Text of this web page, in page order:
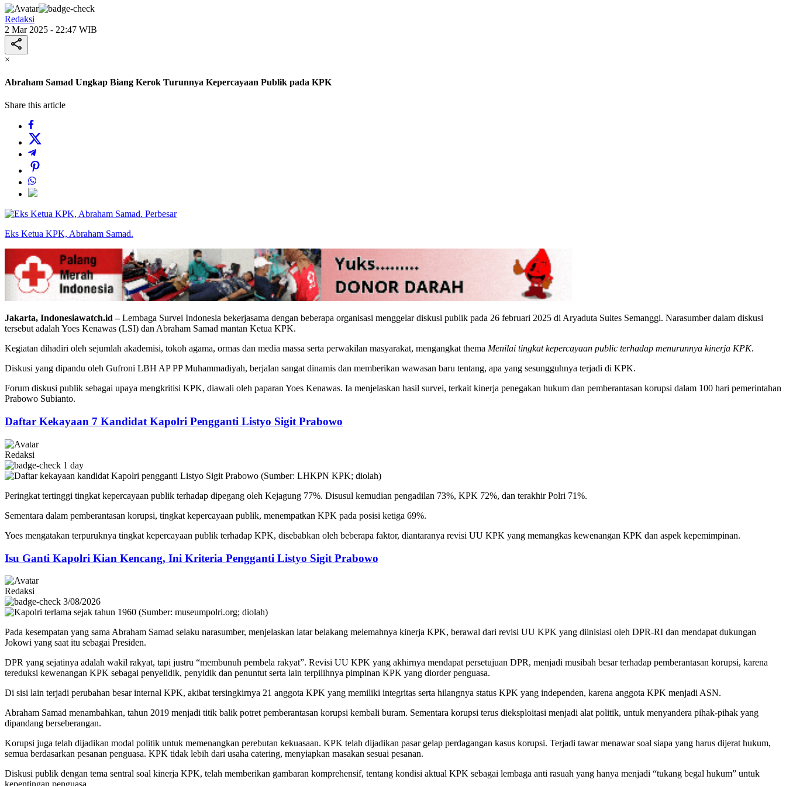
Redaksi
2 Mar 2025 - 22:47 WIB
×
Abraham Samad Ungkap Biang Kerok Turunnya Kepercayaan Publik pada KPK
Share this article
Perbesar
Eks Ketua KPK, Abraham Samad.
Jakarta, Indonesiawatch.id –Lembaga Survei Indonesia bekerjasama dengan beberapa organisasi menggelar diskusi publik pada 26 februari 2025 di Aryaduta Suites Semanggi. Narasumber dalam diskusi
tersebut adalah Yoes Kenawas (LSI) dan Abraham Samad mantan Ketua KPK.
Kegiatan dihadiri oleh sejumlah akademisi, tokoh agama, ormas dan media massa serta perwakilan masyarakat, mengangkat thema Menilai tingkat kepercayaan public terhadap menurunnya kinerja KPK.
Diskusi yang dipandu oleh Gufroni LBH AP PP Muhammadiyah, berjalan sangat dinamis dan memberikan wawasan baru tentang, apa yang sesungguhnya terjadi di KPK.
Forum diskusi publik sebagai upaya mengkritisi KPK, diawali oleh paparan Yoes Kenawas. Ia menjelaskan hasil survei, terkait kinerja penegakan hukum dan pemberantasan korupsi dalam 100 hari pemerintahan
Prabowo Subianto.
Daftar Kekayaan 7 Kandidat Kapolri Pengganti Listyo Sigit Prabowo
Redaksi
1 day
Peringkat tertinggi tingkat kepercayaan publik terhadap dipegang oleh Kejagung 77%. Disusul kemudian pengadilan 73%, KPK 72%, dan terakhir Polri 71%.
Sementara dalam pemberantasan korupsi, tingkat kepercayaan publik, menempatkan KPK pada posisi ketiga 69%.
Yoes mengatakan terpuruknya tingkat kepercayaan publik terhadap KPK, disebabkan oleh beberapa faktor, diantaranya revisi UU KPK yang memangkas kewenangan KPK dan aspek kepemimpinan.
Isu Ganti Kapolri Kian Kencang, Ini Kriteria Pengganti Listyo Sigit Prabowo
Redaksi
3/08/2026
Pada kesempatan yang sama Abraham Samad selaku narasumber, menjelaskan latar belakang melemahnya kinerja KPK, berawal dari revisi UU KPK yang diinisiasi oleh DPR-RI dan mendapat dukungan
Jokowi yang saat itu sebagai Presiden.
DPR yang sejatinya adalah wakil rakyat, tapi justru “membunuh pembela rakyat”. Revisi UU KPK yang akhirnya mendapat persetujuan DPR, menjadi musibah besar terhadap pemberantasan korupsi, karena
tereduksi kewenangan KPK sebagai penyelidik, penyidik dan penuntut serta lain terpilihnya pimpinan KPK yang diorder penguasa.
Di sisi lain terjadi perubahan besar internal KPK, akibat tersingkirnya 21 anggota KPK yang memiliki integritas serta hilangnya status KPK yang independen, karena anggota KPK menjadi ASN.
Abraham Samad menambahkan, tahun 2019 menjadi titik balik potret pemberantasan korupsi kembali buram. Sementara korupsi terus dieksploitasi menjadi alat politik, untuk menyandera pihak-pihak yang
dipandang berseberangan.
Korupsi juga telah dijadikan modal politik untuk memenangkan perebutan kekuasaan. KPK telah dijadikan pasar gelap perdagangan kasus korupsi. Terjadi tawar menawar soal siapa yang harus dijerat hukum,
semua berdasarkan pesanan penguasa. KPK tidak lebih dari usaha catering, menyiapkan masakan sesuai pesanan.
Diskusi publik dengan tema sentral soal kinerja KPK, telah memberikan gambaran komprehensif, tentang kondisi aktual KPK sebagai lembaga anti rasuah yang hanya menjadi “tukang begal hukum” untuk